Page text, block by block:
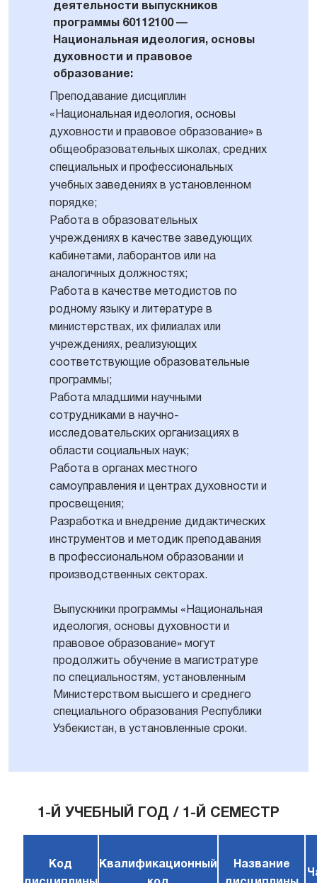
деятельности выпускников
программы 60112100 —
Национальная идеология, основы
духовности и правовое
образование:
Преподавание дисциплин
«Национальная идеология, основы
духовности и правовое образование» в
общеобразовательных школах, средних
специальных и профессиональных
учебных заведениях в установленном
порядке;
Работа в образовательных
учреждениях в качестве заведующих
кабинетами, лаборантов или на
аналогичных должностях;
Работа в качестве методистов по
родному языку и литературе в
министерствах, их филиалах или
учреждениях, реализующих
соответствующие образовательные
программы;
Работа младшими научными
сотрудниками в научно-
исследовательских организациях в
области социальных наук;
Работа в органах местного
самоуправления и центрах духовности и
просвещения;
Разработка и внедрение дидактических
инструментов и методик преподавания
в профессиональном образовании и
производственных секторах.
Выпускники программы «Национальная
идеология, основы духовности и
правовое образование» могут
продолжить обучение в магистратуре
по специальностям, установленным
Министерством высшего и среднего
специального образования Республики
Узбекистан, в установленные сроки.
1-Й УЧЕБНЫЙ ГОД / 1-Й СЕМЕСТР
Код
Квалификационный
Название